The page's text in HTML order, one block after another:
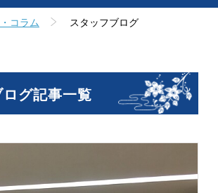
コラム スタッフブログ
グ記事一覧